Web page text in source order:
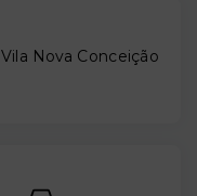
Vila Nova Conceição